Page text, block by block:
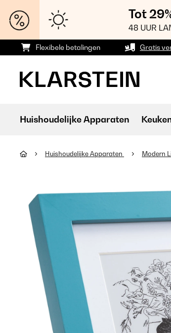
Tot
48 UUR
Flexibele betalingen Gratis
Huishoudelijke Apparaten
Huishoudelijke Apparaten Modern